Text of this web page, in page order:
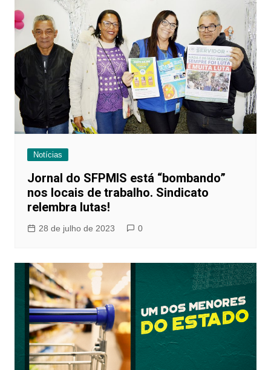
Notícias
Jornal do SFPMIS está “bombando”
nos locais de trabalho. Sindicato
relembra lutas!
28 de julho de 2023 0